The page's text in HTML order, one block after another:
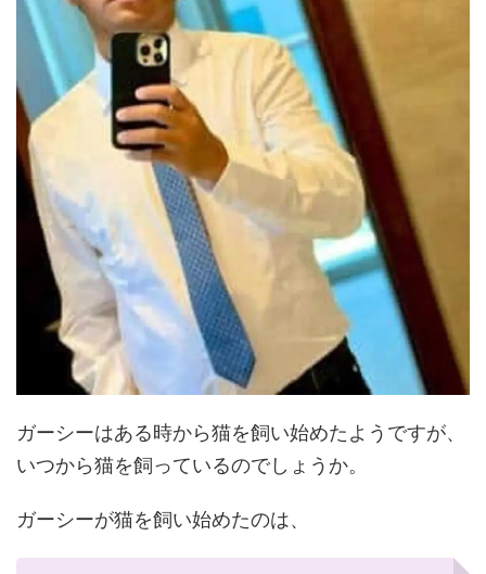
ガーシーはある時から猫を飼い始めたようですが、
いつから猫を飼っているのでしょうか。
ガーシーが猫を飼い始めたのは、